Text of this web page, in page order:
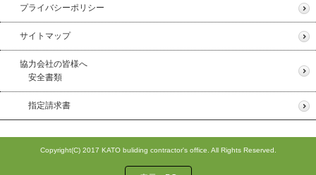
プライバシーポリシー
サイトマップ
協力会社の皆様へ
安全書類
指定請求書
Copyright(C) 2017 KATO buliding contractor's office. All Rights Reserved.